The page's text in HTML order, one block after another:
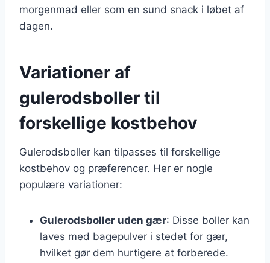
morgenmad eller som en sund snack i løbet af
dagen.
Variationer af
gulerodsboller til
forskellige kostbehov
Gulerodsboller kan tilpasses til forskellige
kostbehov og præferencer. Her er nogle
populære variationer:
Gulerodsboller uden gær: Disse boller kan
laves med bagepulver i stedet for gær,
hvilket gør dem hurtigere at forberede.